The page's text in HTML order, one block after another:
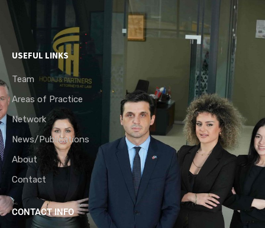
USEFUL LINKS
Team
Areas of Practice
Network
News/Publications
About
Contact
CONTACT INFO